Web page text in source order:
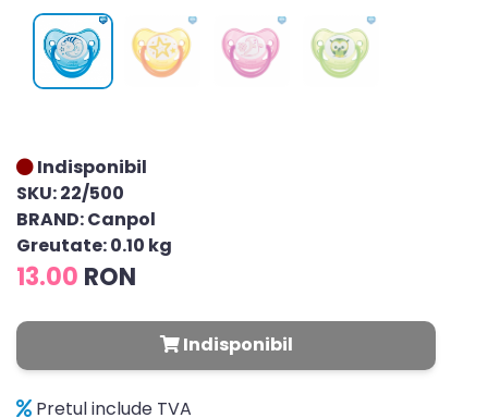
Indisponibil
SKU: 22/500
BRAND: Canpol
Greutate: 0.10 kg
13.00 RON
Indisponibil
Pretul include TVA